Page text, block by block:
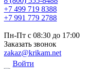
+7 499 719 8388
+7 991 779 2788
Пн-Пт с 08:30 до 17:00
Заказать звонок
zakaz@krikam.net
Войти